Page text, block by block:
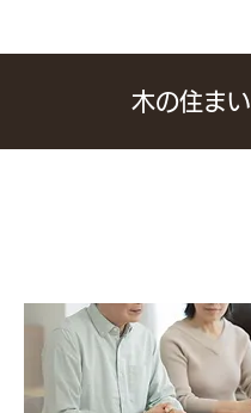
木の住まい